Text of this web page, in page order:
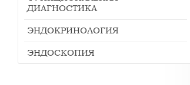
ДИАГНОСТИКА
ЭНДОКРИНОЛОГИЯ
ЭНДОСКОПИЯ